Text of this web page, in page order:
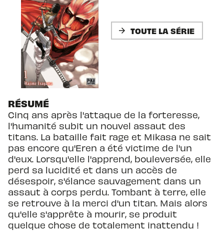
arrow_forward TOUTE LA SÉRIE
RÉSUMÉ
Cinq ans après l'attaque de la forteresse,
l'humanité subit un nouvel assaut des
titans. La bataille fait rage et Mikasa ne sait
pas encore qu'Eren a été victime de l'un
d'eux. Lorsqu'elle l'apprend, bouleversée, elle
perd sa lucidité et dans un accès de
désespoir, s'élance sauvagement dans un
assaut à corps perdu. Tombant à terre, elle
se retrouve à la merci d'un titan. Mais alors
qu'elle s'apprête à mourir, se produit
quelque chose de totalement inattendu !